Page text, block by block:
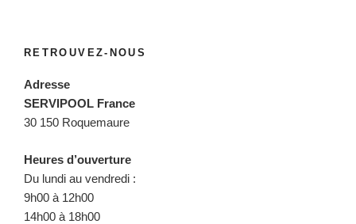
RETROUVEZ-NOUS
Adresse
SERVIPOOL France
30 150 Roquemaure
Heures d’ouverture
Du lundi au vendredi :
9h00 à 12h00
14h00 à 18h00